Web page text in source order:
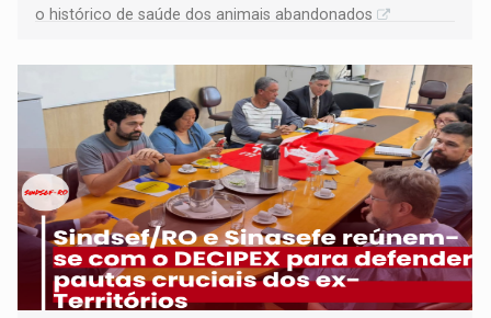
o histórico de saúde dos animais abandonados